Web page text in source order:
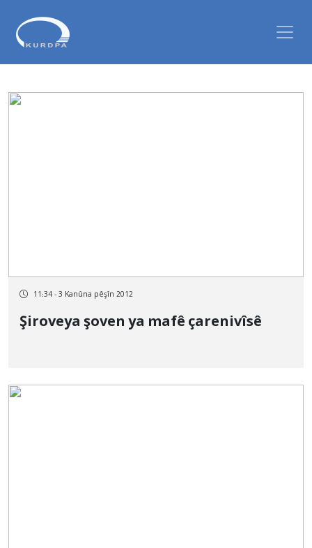
11:34 - 3 Kanûna pêşîn 2012
Şiroveya şoven ya mafê çarenivîsê